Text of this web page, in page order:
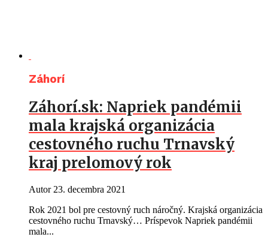
Záhorí
Záhorí.sk: Napriek pandémii
mala krajská organizácia
cestovného ruchu Trnavský
kraj prelomový rok
Autor 23. decembra 2021
Rok 2021 bol pre cestovný ruch náročný. Krajská organizácia
cestovného ruchu Trnavský… Príspevok Napriek pandémii
mala...